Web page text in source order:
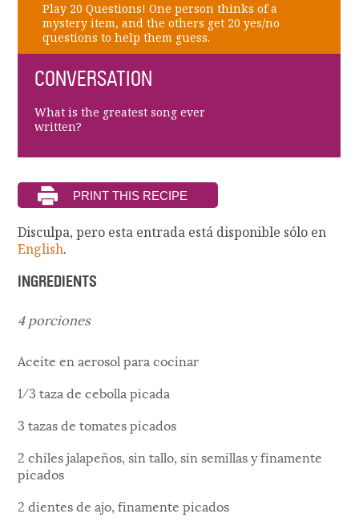
Play 20 Questions! One person thinks of a
mystery item, and the others get 20 yes/no
questions to help them guess.
CONVERSATION
What is the greatest song ever
written?
Disculpa, pero esta entrada está disponible sólo en
English.
INGREDIENTS
4 porciones
Aceite en aerosol para cocinar
1⁄3 taza de cebolla picada
3 tazas de tomates picados
2 chiles jalapeños, sin tallo, sin semillas y finamente
picados
2 dientes de ajo, finamente picados